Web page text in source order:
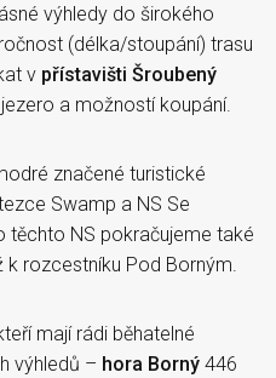
výhledy do širokého
(délka/stoupání) trasu
v přístavišti Šroubený
a možností koupání.
značené turistické
Swamp a NS Se
těchto NS pokračujeme také
k rozcestníku Pod Borným.
mají rádi běhatelné
výhledů – hora Borný 446